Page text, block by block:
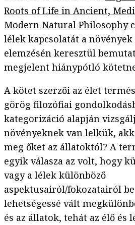
Roots of Life in Ancient,
Modern Natural Philosophy
lélek kapcsolatát a
elemzésén keresztül
megjelent hiánypótló
A kötet szerzői az élet
görög filozófiai
kategorizáció alapján
növényeknek van lelkük,
meg őket az állatoktól? A
egyik válasza az volt, hogy
vagy a lélek különböző
aspektusairól/fokozatairól
lehetségessé vált
és az állatok, tehát az élő és